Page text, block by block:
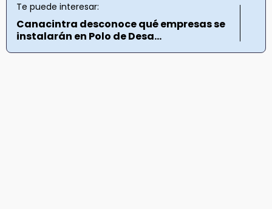
Te puede interesar:
Canacintra desconoce qué empresas se
instalarán en Polo de Desa...